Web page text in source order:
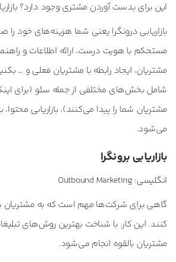
این برای بدست آوردن مشتری وجود دارد؟
بازاریابی درونگرا یعنی شما هزینه‌های خود
مستحکم با هویت درست، ارائه اطلاعات و
مشتریان، ایجاد رابطه با مشتریان فعلی و …
شامل بخش‌های مختلفی از جمله سئو (برای
مشتریان شما را پیدا می‌کنند)، بازاریابی محتوا،
می‌شود.
بازاریابی برونگرا
انگلیسی: Outbound Marketing
گاهی برای شرکت‌ها مهم است که به مشتریان
کنند. این کار، با شناخت بهترین روش‌های
مشتریان بالقوه انجام می‌شود.